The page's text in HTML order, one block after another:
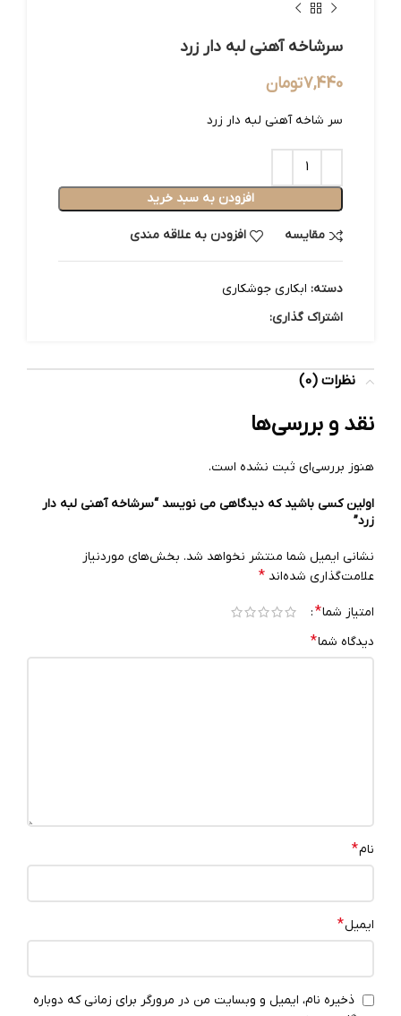
سرشاخه آهنی لبه دار زرد
7,440تومان
سر شاخه آهنی لبه دار زرد
افزودن به سبد خرید
مقایسه افزودن به علاقه مندی
دسته: ابکاری جوشکاری
اشتراک گذاری:
نظرات (0)
نقد و بررسی‌ها
هنوز بررسی‌ای ثبت نشده است.
اولین کسی باشید که دیدگاهی می نویسد “سرشاخه آهنی لبه دار
زرد”
نشانی ایمیل شما منتشر نخواهد شد. بخش‌های موردنیاز
علامت‌گذاری شده‌اند *
امتیاز شما*
دیدگاه شما*
نام*
ایمیل*
ذخیره نام، ایمیل و وبسایت من در مرورگر برای زمانی که دوباره